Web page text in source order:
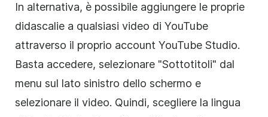
In alternativa, è possibile aggiungere le proprie
didascalie a qualsiasi video di YouTube
attraverso il proprio account YouTube Studio.
Basta accedere, selezionare "Sottotitoli" dal
menu sul lato sinistro dello schermo e
selezionare il video. Quindi, scegliere la lingua